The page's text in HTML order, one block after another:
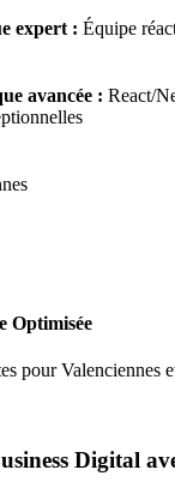
expert : Équipe
avancée : React/
Optimisée
pourValenciennes
Digital